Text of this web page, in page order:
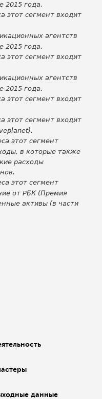
2015 года.
этот сегмент входит
агентств
2015 года.
этот сегмент входит
агентств
2015 года.
этот сегмент входит
этот сегмент входит
этот сегмент
в которые также
расходы
этот сегмент
от РБК (Премия
активы (в части
данные